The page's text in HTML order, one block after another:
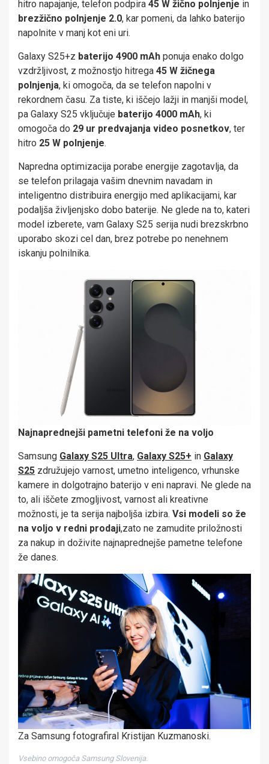
hitro napajanje, telefon podpira 45 W žično polnjenje in
brezžično polnjenje 2.0, kar pomeni, da lahko baterijo
napolnite v manj kot eni uri.
Galaxy S25+z baterijo 4900 mAh ponuja enako dolgo
vzdržljivost, z možnostjo hitrega 45 W žičnega
polnjenja, ki omogoča, da se telefon napolni v
rekordnem času. Za tiste, ki iščejo lažji in manjši model,
pa Galaxy S25 vključuje baterijo 4000 mAh, ki
omogoča do 29 ur predvajanja video posnetkov, ter
hitro 25 W polnjenje.
Napredna optimizacija porabe energije zagotavlja, da
se telefon prilagaja vašim dnevnim navadam in
inteligentno distribuira energijo med aplikacijami, kar
podaljša življenjsko dobo baterije. Ne glede na to, kateri
model izberete, vam Galaxy S25 serija nudi brezskrbno
uporabo skozi cel dan, brez potrebe po nenehnem
iskanju polnilnika.
Najnaprednejši pametni telefoni že na voljo
Samsung Galaxy S25 Ultra, Galaxy S25+ in Galaxy
S25 združujejo varnost, umetno inteligenco, vrhunske
kamere in dolgotrajno baterijo v eni napravi. Ne glede na
to, ali iščete zmogljivost, varnost ali kreativne
možnosti, je ta serija najboljša izbira. Vsi modeli so že
na voljo v redni prodaji,zato ne zamudite priložnosti
za nakup in doživite najnaprednejše pametne telefone
že danes.
Za Samsung fotografiral Kristijan Kuzmanoski.
Vsebino omogoča Samsung Slovenija.